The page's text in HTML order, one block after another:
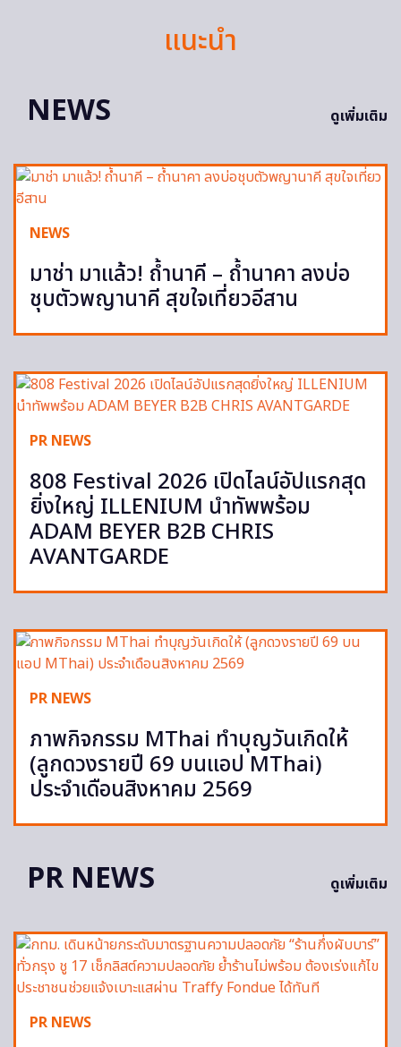
แนะนำ
NEWS
ดูเพิ่มเติม
NEWS
มาช่า มาแล้ว! ถ้ำนาคี – ถ้ำนาคา ลงบ่อ
ชุบตัวพญานาคี สุขใจเที่ยวอีสาน
PR NEWS
808 Festival 2026 เปิดไลน์อัปแรกสุด
ยิ่งใหญ่ ILLENIUM นำทัพพร้อม
ADAM BEYER B2B CHRIS
AVANTGARDE
PR NEWS
ภาพกิจกรรม MThai ทำบุญวันเกิดให้
(ลูกดวงรายปี 69 บนแอป MThai)
ประจำเดือนสิงหาคม 2569
PR NEWS ดูเพิ่มเติม
PR NEWS